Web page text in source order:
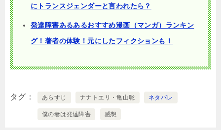
にトランスジェンダーと言われたら？
発達障害あるあるおすすめ漫画（マンガ）ランキン
グ！著者の体験！元にしたフィクションも！
タグ あらすじ ナナトエリ・亀山聡 ネタバレ
僕の妻は発達障害 感想